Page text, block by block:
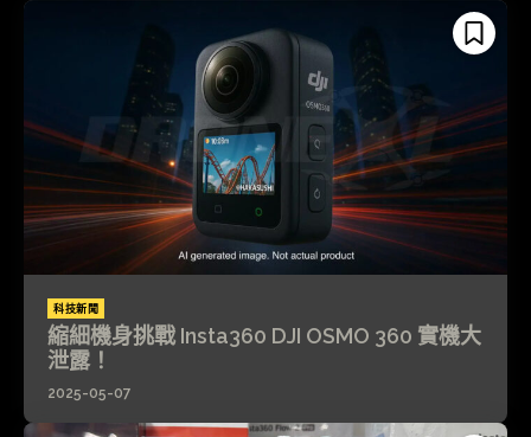
科技新聞
縮細機身挑戰 Insta360 DJI OSMO 360 實機大
泄露！
2025-05-07